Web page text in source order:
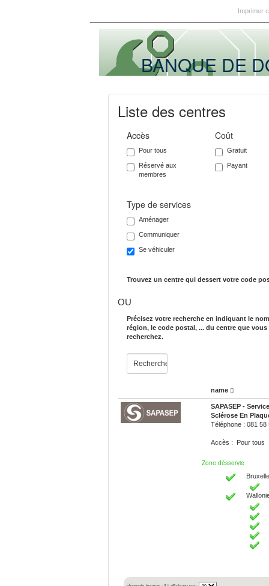
Imprimer
BANQUE DE
Liste des centres
Accès
Pour tous
Réservé aux
membres
Type de services
Aménager
Communiquer
Se véhiculer
Coût
Gratuit
Payant
Trouvez un centre qui dessert votre code
OU
Précisez votre recherche en indiquant le
région, le code postal, ... du centre que vous
recherchez.
name
SAPASEP -
Sclérose En
Téléphone : 081 58
Accès : Pour tous
Zone désservie